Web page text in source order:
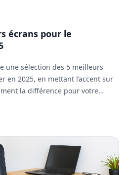
écrans pour le
une sélection des 5 meilleurs